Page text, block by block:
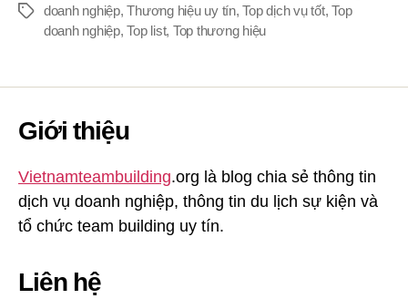
Thẻ doanh nghiệp,Thương hiệu uy tín,Top dịch vụ tốt,Top
doanh nghiệp,Top list, Top thương hiệu
Giới thiệu
Vietnamteambuilding.org là blog chia sẻ thông tin
dịch vụ doanh nghiệp, thông tin du lịch sự kiện và
tổ chức team building uy tín.
Liên hệ